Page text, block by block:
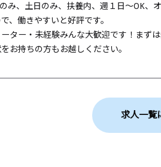
み、土日のみ、扶養内、週１日～OK、
、働きやすいと好評です。
ター・未経験みんな大歓迎です！まず
お持ちの方もお越しください。
求人一覧